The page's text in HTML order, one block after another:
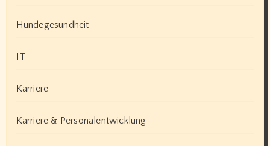
Hundegesundheit
IT
Karriere
Karriere & Personalentwicklung